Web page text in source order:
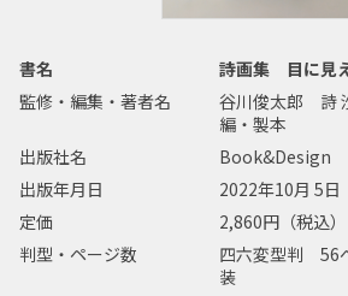
書名
詩画集 目に見
監修・編集・著者名
谷川俊太郎 詩
編・製本
出版社名
Book&Design
出版年月日
2022年10月 5日
定価
2,860円（税込）
判型・ページ数
四六変型判 56
装